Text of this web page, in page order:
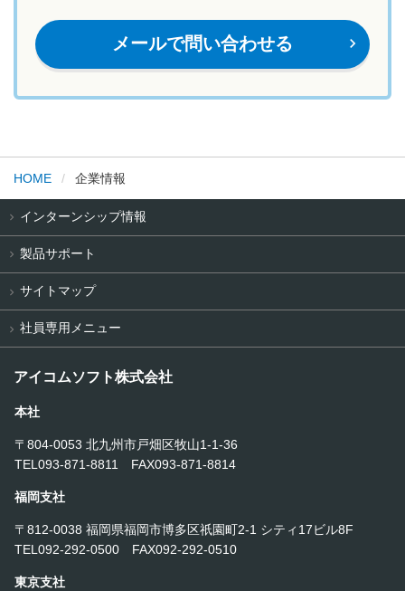
HOME 企業情報
メールで問い合わせる navigate_next
インターンシップ情報
製品サポート
サイトマップ
社員専用メニュー
アイコムソフト株式会社
本社
〒804-0053 北九州市戸畑区牧山1-1-36
TEL093-871-8811 FAX093-871-8814
福岡支社
〒812-0038 福岡県福岡市博多区祇園町2-1 シティ17ビル8F
TEL092-292-0500 FAX092-292-0510
東京支社